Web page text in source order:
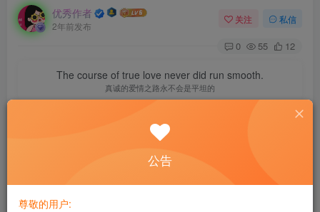
优秀作者
2年前发布
关注 私信
0 55 12
The course of true love never did run smooth.
真诚的爱情之路永不会是平坦的
公告
尊敬的用户: